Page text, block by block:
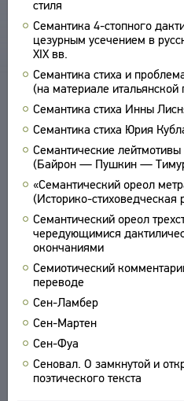
стиля
Семантика 4-стопного
цезурным усечением в
XIX вв.
Семантика стиха и
(на материале
Семантика стиха Инны
Семантика стиха Юрия
Семантические
(Байрон — Пушкин —
«Семантический ореол
(Историко-стиховедческая
Семантический ореол
чередующимися
окончаниями
Семиотический
переводе
Сен-Ламбер
Сен-Мартен
Сен-Фуа
Сеновал. О замкнутой и
поэтического текста
СОЗДАТЕЛИ ПРОЕКТА